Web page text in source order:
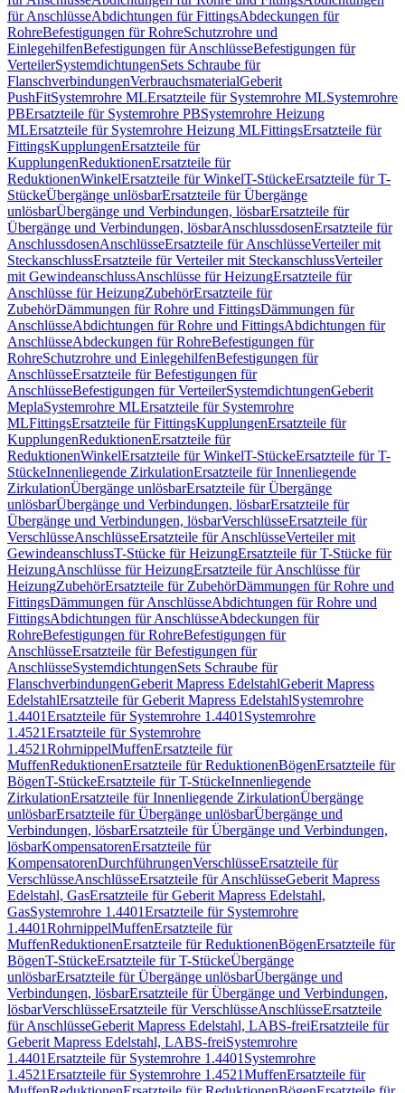
für AnschlüsseAbdichtungen für FittingsAbdeckungen für
RohreBefestigungen für RohreSchutzrohre und
EinlegehilfenBefestigungen für AnschlüsseBefestigungen für
VerteilerSystemdichtungenSets Schraube für
FlanschverbindungenVerbrauchsmaterialGeberit
PushFitSystemrohre MLErsatzteile für Systemrohre MLSystemrohre
PBErsatzteile für Systemrohre PBSystemrohre Heizung
MLErsatzteile für Systemrohre Heizung MLFittingsErsatzteile für
FittingsKupplungenErsatzteile für
KupplungenReduktionenErsatzteile für
ReduktionenWinkelErsatzteile für WinkelT-StückeErsatzteile für T-
StückeÜbergänge unlösbarErsatzteile für Übergänge
unlösbarÜbergänge und Verbindungen, lösbarErsatzteile für
Übergänge und Verbindungen, lösbarAnschlussdosenErsatzteile für
AnschlussdosenAnschlüsseErsatzteile für AnschlüsseVerteiler mit
SteckanschlussErsatzteile für Verteiler mit SteckanschlussVerteiler
mit GewindeanschlussAnschlüsse für HeizungErsatzteile für
Anschlüsse für HeizungZubehörErsatzteile für
ZubehörDämmungen für Rohre und FittingsDämmungen für
AnschlüsseAbdichtungen für Rohre und FittingsAbdichtungen für
AnschlüsseAbdeckungen für RohreBefestigungen für
RohreSchutzrohre und EinlegehilfenBefestigungen für
AnschlüsseErsatzteile für Befestigungen für
AnschlüsseBefestigungen für VerteilerSystemdichtungenGeberit
MeplaSystemrohre MLErsatzteile für Systemrohre
MLFittingsErsatzteile für FittingsKupplungenErsatzteile für
KupplungenReduktionenErsatzteile für
ReduktionenWinkelErsatzteile für WinkelT-StückeErsatzteile für T-
StückeInnenliegende ZirkulationErsatzteile für Innenliegende
ZirkulationÜbergänge unlösbarErsatzteile für Übergänge
unlösbarÜbergänge und Verbindungen, lösbarErsatzteile für
Übergänge und Verbindungen, lösbarVerschlüsseErsatzteile für
VerschlüsseAnschlüsseErsatzteile für AnschlüsseVerteiler mit
GewindeanschlussT-Stücke für HeizungErsatzteile für T-Stücke für
HeizungAnschlüsse für HeizungErsatzteile für Anschlüsse für
HeizungZubehörErsatzteile für ZubehörDämmungen für Rohre und
FittingsDämmungen für AnschlüsseAbdichtungen für Rohre und
FittingsAbdichtungen für AnschlüsseAbdeckungen für
RohreBefestigungen für RohreBefestigungen für
AnschlüsseErsatzteile für Befestigungen für
AnschlüsseSystemdichtungenSets Schraube für
FlanschverbindungenGeberit Mapress EdelstahlGeberit Mapress
EdelstahlErsatzteile für Geberit Mapress EdelstahlSystemrohre
1.4401Ersatzteile für Systemrohre 1.4401 Systemrohre
1.4521Ersatzteile für Systemrohre
1.4521RohrnippelMuffenErsatzteile für
MuffenReduktionenErsatzteile für ReduktionenBögenErsatzteile für
BögenT-StückeErsatzteile für T-StückeInnenliegende
ZirkulationErsatzteile für Innenliegende ZirkulationÜbergänge
unlösbarErsatzteile für Übergänge unlösbarÜbergänge und
Verbindungen, lösbarErsatzteile für Übergänge und Verbindungen,
lösbarKompensatorenErsatzteile für
KompensatorenDurchführungenVerschlüsseErsatzteile für
VerschlüsseAnschlüsseErsatzteile für AnschlüsseGeberit Mapress
Edelstahl, GasErsatzteile für Geberit Mapress Edelstahl,
GasSystemrohre 1.4401Ersatzteile für Systemrohre
1.4401RohrnippelMuffenErsatzteile für
MuffenReduktionenErsatzteile für ReduktionenBögenErsatzteile für
BögenT-StückeErsatzteile für T-StückeÜbergänge
unlösbarErsatzteile für Übergänge unlösbarÜbergänge und
Verbindungen, lösbarErsatzteile für Übergänge und Verbindungen,
lösbarVerschlüsseErsatzteile für VerschlüsseAnschlüsseErsatzteile
für AnschlüsseGeberit Mapress Edelstahl, LABS-freiErsatzteile für
Geberit Mapress Edelstahl, LABS-freiSystemrohre
1.4401Ersatzteile für Systemrohre 1.4401 Systemrohre
1.4521Ersatzteile für Systemrohre 1.4521MuffenErsatzteile für